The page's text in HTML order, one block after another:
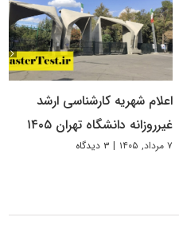
اعلام شهریه کارشناسی ارشد
غیرروزانه دانشگاه تهران ۱۴۰۵
۷ مرداد, ۱۴۰۵ | ۳ دیدگاه